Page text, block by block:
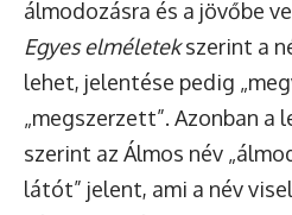
álmodozásra és a jövőbe
Egyes elméletekszerint a
lehet, jelentése pedig
„megszerzett”. Azonban
szerint az Álmos név
látót” jelent, ami a név